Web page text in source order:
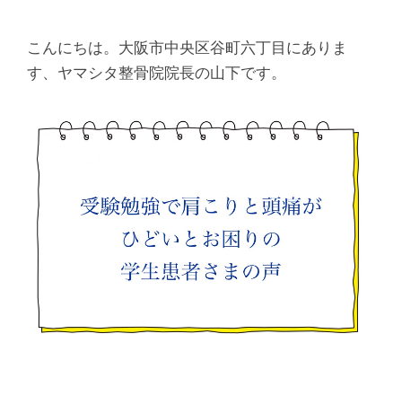
筋
本
町
肩
こ
り
腰
痛
こんにちは。大阪市中央区谷町六丁目にありま
す、ヤマシタ整骨院院長の山下です。